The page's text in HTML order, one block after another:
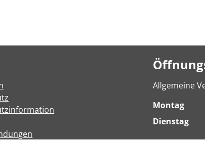
Allgemeine
Montag
Dienstag